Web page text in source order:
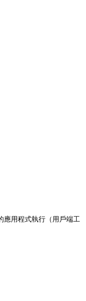
應用程式執行（用戶端工